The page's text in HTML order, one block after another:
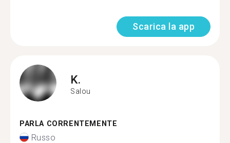
Scarica la app
K.
Salou
PARLA CORRENTEMENTE
Russo